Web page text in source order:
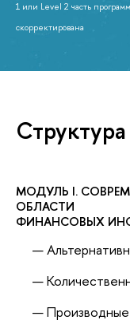
1 или Level 2 часть
скорректирована
МОДУЛЬ I.
ОБЛАСТИ
ФИНАНСОВЫХ